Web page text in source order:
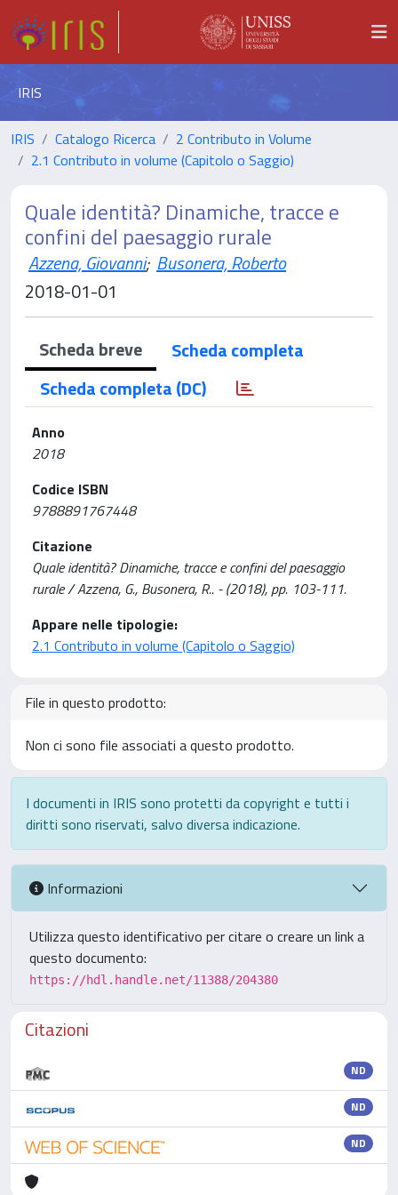
IRIS
IRIS Catalogo Ricerca
2 Contributo in Volume
2.1 Contributo in volume (Capitolo o Saggio)
Quale identità? Dinamiche, tracce e
confini del paesaggio rurale
Azzena, Giovanni; Busonera, Roberto
2018-01-01
Scheda breve
Scheda completa
Scheda completa (DC)
Anno
2018
Codice ISBN
9788891767448
Citazione
Quale identità? Dinamiche, tracce e confini del paesaggio
rurale / Azzena, G., Busonera, R.. - (2018), pp. 103-111.
Appare nelle tipologie:
2.1 Contributo in volume (Capitolo o Saggio)
File in questo prodotto:
Non ci sono file associati a questo prodotto.
I documenti in IRIS sono protetti da copyright e tutti i
diritti sono riservati, salvo diversa indicazione.
Informazioni
Utilizza questo identificativo per citare o creare un link a
questo documento:
https://hdl.handle.net/11388/204380
Citazioni
ND
ND
ND